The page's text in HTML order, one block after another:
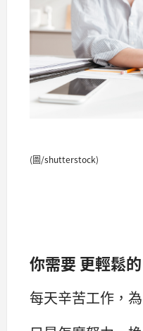
(圖/shutterstock)
你需要 更輕鬆
每天辛苦工作，